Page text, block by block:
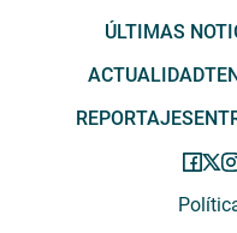
ÚLTIMAS
ACTUALIDAD
REPORTAJES